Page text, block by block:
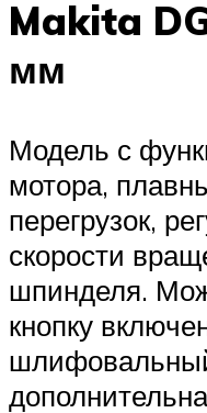
Makita
мм
Модель с
мотора,
перегрузок,
скорости
шпинделя.
кнопку